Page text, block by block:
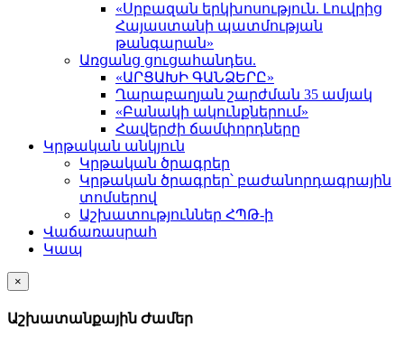
«Սրբազան երկխոսություն. Լուվրից
Հայաստանի պատմության
թանգարան»
Առցանց ցուցահանդես.
«ԱՐՑԱԽԻ ԳԱՆՁԵՐԸ»
Ղարաբաղյան շարժման 35 ամյակ
«Բանակի ակունքներում»
Հավերժի ճամփորդները
Կրթական անկյուն
Կրթական ծրագրեր
Կրթական ծրագրեր՝ բաժանորդագրային
տոմսերով
Աշխատություններ ՀՊԹ-ի
Վաճառասրահ
Կապ
×
Աշխատանքային Ժամեր